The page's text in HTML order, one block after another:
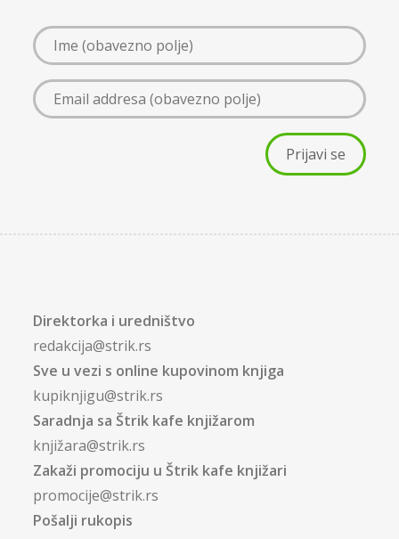
Direktorka i uredništvo
redakcija@strik.rs
Sve u vezi s online kupovinom knjiga
kupiknjigu@strik.rs
Saradnja sa Štrik kafe knjižarom
knjižara@strik.rs
Zakaži promociju u Štrik kafe knjižari
promocije@strik.rs
Pošalji rukopis